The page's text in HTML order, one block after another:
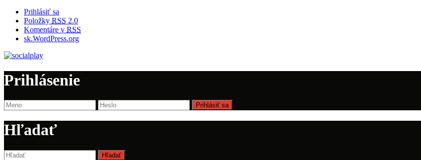
Prihlásiť sa
Položky RSS 2.0
Komentáre v RSS
sk.WordPress.org
Prihlásenie
Hľadať